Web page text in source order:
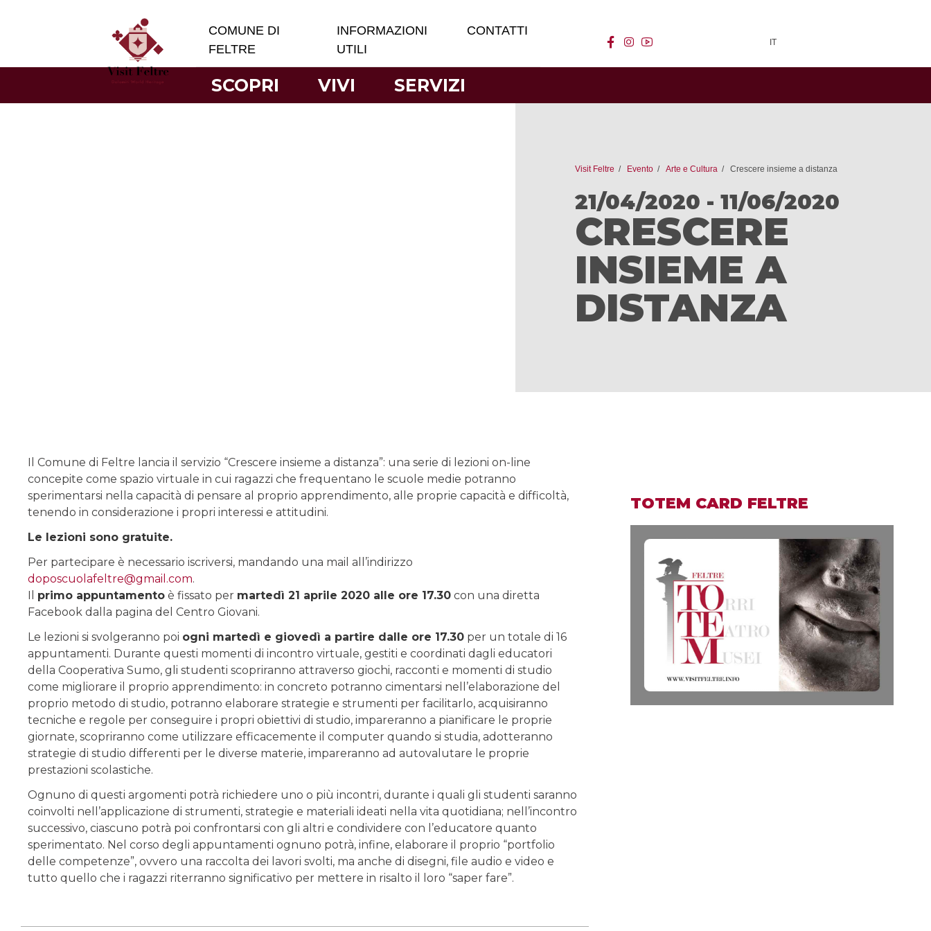
COMUNE DI
FELTRE
INFORMAZIONI
UTILI
CONTATTI
facebook
instagram IT
SCOPRI VIVI SERVIZI
Visit Feltre Evento Arte e Cultura Crescere insieme a distanza
21/04/2020 - 11/06/2020
CRESCERE
INSIEME A
DISTANZA
Il Comune di Feltre lancia il servizio “Crescere insieme a distanza”: una serie di lezioni on-line
concepite come spazio virtuale in cui ragazzi che frequentano le scuole medie potranno
sperimentarsi nella capacità di pensare al proprio apprendimento, alle proprie capacità e difficoltà,
tenendo in considerazione i propri interessi e attitudini.
Le lezioni sono gratuite.
Per partecipare è necessario iscriversi, mandando una mail all’indirizzo
doposcuolafeltre@gmail.com.
Il primo appuntamento è fissato per martedì 21 aprile 2020 alle ore 17.30 con una diretta
Facebook dalla pagina del Centro Giovani.
Le lezioni si svolgeranno poi ogni martedì e giovedì a partire dalle ore 17.30 per un totale di 16
appuntamenti. Durante questi momenti di incontro virtuale, gestiti e coordinati dagli educatori
della Cooperativa Sumo, gli studenti scopriranno attraverso giochi, racconti e momenti di studio
come migliorare il proprio apprendimento: in concreto potranno cimentarsi nell’elaborazione del
proprio metodo di studio, potranno elaborare strategie e strumenti per facilitarlo, acquisiranno
tecniche e regole per conseguire i propri obiettivi di studio, impareranno a pianificare le proprie
giornate, scopriranno come utilizzare efficacemente il computer quando si studia, adotteranno
strategie di studio differenti per le diverse materie, impareranno ad autovalutare le proprie
prestazioni scolastiche.
Ognuno di questi argomenti potrà richiedere uno o più incontri, durante i quali gli studenti saranno
coinvolti nell’applicazione di strumenti, strategie e materiali ideati nella vita quotidiana; nell’incontro
successivo, ciascuno potrà poi confrontarsi con gli altri e condividere con l’educatore quanto
sperimentato. Nel corso degli appuntamenti ognuno potrà, infine, elaborare il proprio “portfolio
delle competenze”, ovvero una raccolta dei lavori svolti, ma anche di disegni, file audio e video e
tutto quello che i ragazzi riterranno significativo per mettere in risalto il loro “saper fare”.
TOTEM CARD FELTRE